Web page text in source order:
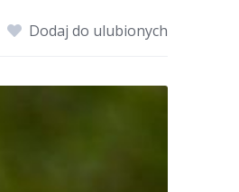
Dodaj do ulubionych